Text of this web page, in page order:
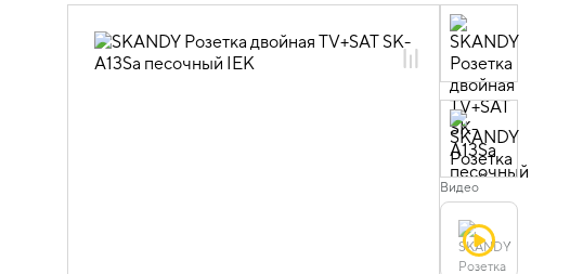
изделия скрытого монтажа SKANDY
06.01.02.07 ЭУИ SKANDY песочный
Видео